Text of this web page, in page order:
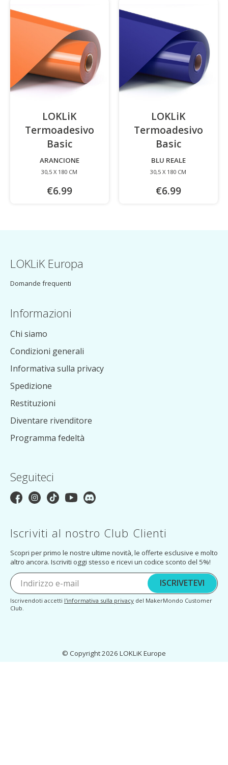
LOKLiK
Termoadesivo
Basic-
ARANCIONE
30,5 X 180 CM
€6.99
LOKLiK
Termoadesivo
Basic-
BLU REALE
30,5 X 180 CM
€6.99
LOKLiK Europa
Domande frequenti
Informazioni
Chi siamo
Condizioni generali
Informativa sulla privacy
Spedizione
Restituzioni
Diventare rivenditore
Programma fedeltà
Seguiteci
Iscriviti al nostro Club Clienti
Scopri per primo le nostre ultime novità, le offerte esclusive e molto
altro ancora. Iscriviti oggi stesso e ricevi un codice sconto del 5%!
ISCRIVETEVI
Iscrivendoti accetti l'informativa sulla privacy del MakerMondo Customer
Club.
© Copyright 2026 LOKLiK Europe